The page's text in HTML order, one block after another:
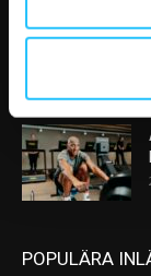
POPULÄRA